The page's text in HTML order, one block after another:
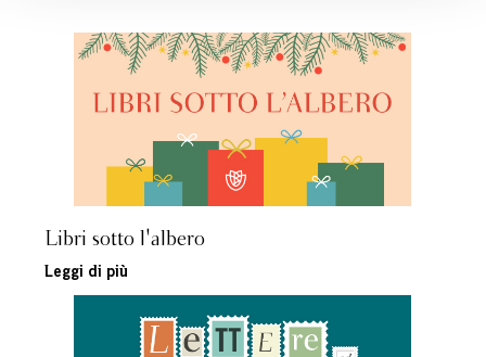
Libri sotto l'albero
Leggi di più